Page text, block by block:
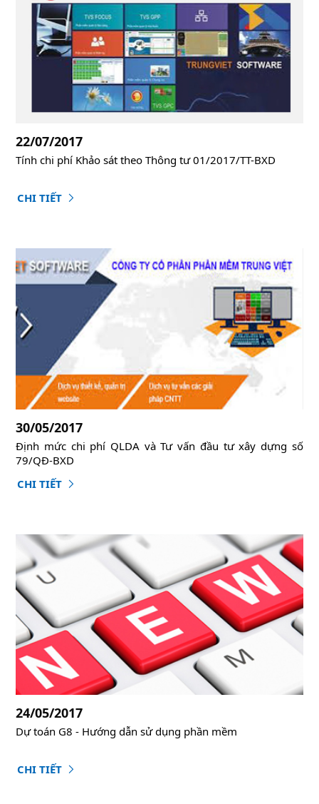
22/07/2017
Tính chi phí Khảo sát theo Thông tư 01/2017/TT-BXD
CHI TIẾT
30/05/2017
Định mức chi phí QLDA và Tư vấn đầu tư xây dựng số
79/QĐ-BXD
CHI TIẾT
24/05/2017
Dự toán G8 - Hướng dẫn sử dụng phần mềm
CHI TIẾT